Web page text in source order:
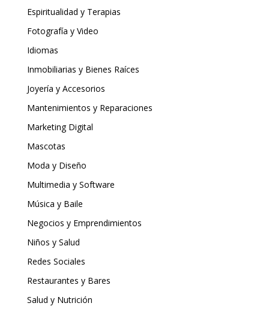
Espiritualidad y Terapias
Fotografía y Video
Idiomas
Inmobiliarias y Bienes Raíces
Joyería y Accesorios
Mantenimientos y Reparaciones
Marketing Digital
Mascotas
Moda y Diseño
Multimedia y Software
Música y Baile
Negocios y Emprendimientos
Niños y Salud
Redes Sociales
Restaurantes y Bares
Salud y Nutrición